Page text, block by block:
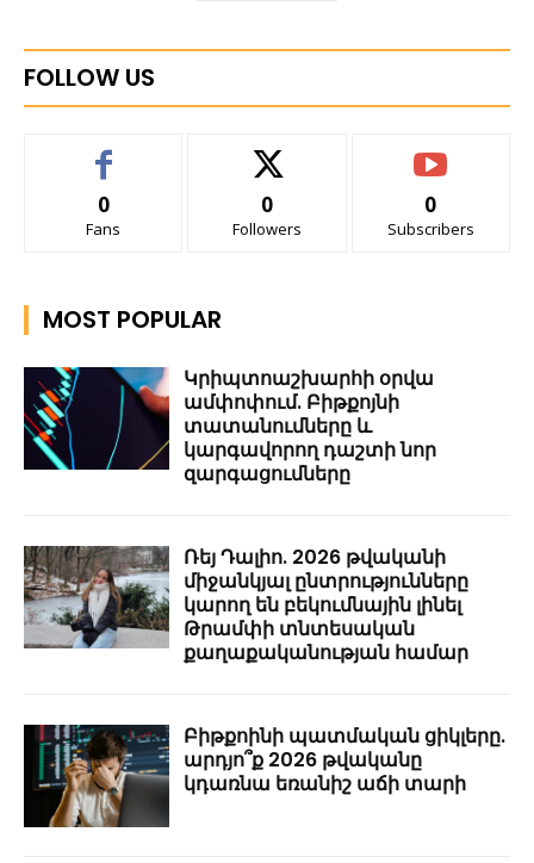
FOLLOW US
0
Fans
0
Followers
0
Subscribers
MOST POPULAR
Կրիպտոաշխարհի օրվա
ամփոփում. Բիթքոյնի
տատանումները և
կարգավորող դաշտի նոր
զարգացումները
Ռեյ Դալիո. 2026 թվականի
միջանկյալ ընտրությունները
կարող են բեկումնային լինել
Թրամփի տնտեսական
քաղաքականության համար
Բիթքոինի պատմական ցիկլերը.
արդյո՞ք 2026 թվականը
կդառնա եռանիշ աճի տարի